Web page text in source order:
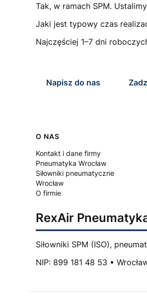
Tak, w ramach SPM.
Jaki jest typowy czas
Najczęściej 1–7 dni
Napisz do nas
Linki w stopce
O NAS
Kontakt i dane firmy
Pneumatyka Wrocław
Siłowniki pneumatyczne
Wrocław
O firmie
RexAir
Siłowniki SPM (ISO),
NIP: 899 181 48 53 •